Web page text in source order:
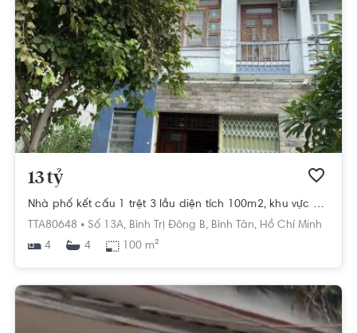
13 tỷ
Nhà phố kết cấu 1 trệt 3 lầu diện tích 100m2, khu vực đầy đủ tiện ích.
TTA80648 • Số 13A, Bình Trị Đông B, Bình Tân, Hồ Chí Minh
4
4 100 m²